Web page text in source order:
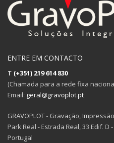
ENTRE EM CONTACTO
T (+351) 219 614 830
(Chamada para a rede fixa
Email: geral@gravoplot.pt
GRAVOPLOT - Gravação,
Park Real - Estrada Real, 33 Edif. D
Portugal